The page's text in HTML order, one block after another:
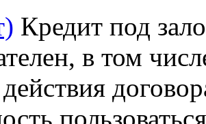
Кредит под
в том